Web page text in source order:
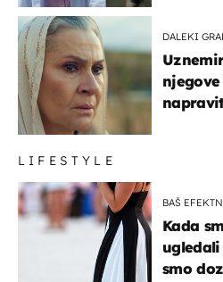
DALEKI
LIFESTYLE
BAŠ
Kada
smo